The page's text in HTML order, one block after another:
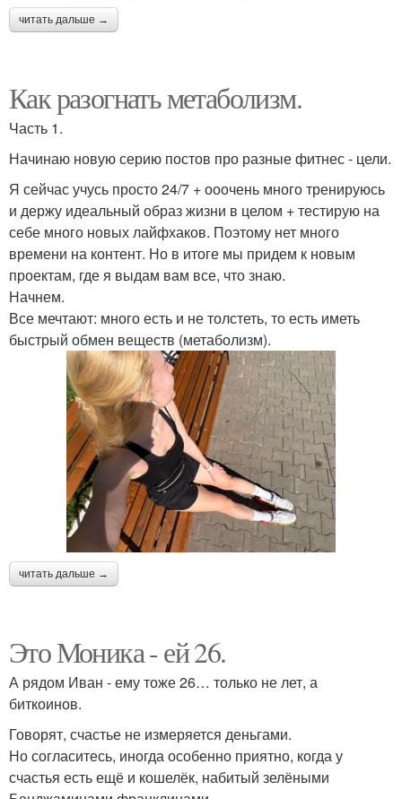
читать дальше →
Как разогнать метаболизм.
Часть 1.
Начинаю новую серию постов про разные фитнес - цели.
Я сейчас учусь просто 24/7 + ооочень много тренируюсь
и держу идеальный образ жизни в целом + тестирую на
себе много новых лайфхаков. Поэтому нет много
времени на контент. Но в итоге мы придем к новым
проектам, где я выдам вам все, что знаю.
Начнем.
Все мечтают: много есть и не толстеть, то есть иметь
быстрый обмен веществ (метаболизм).
читать дальше →
Это Моника - ей 26.
А рядом Иван - ему тоже 26… только не лет, а
биткоинов.
Говорят, счастье не измеряется деньгами.
Но согласитесь, иногда особенно приятно, когда у
счастья есть ещё и кошелёк, набитый зелёными